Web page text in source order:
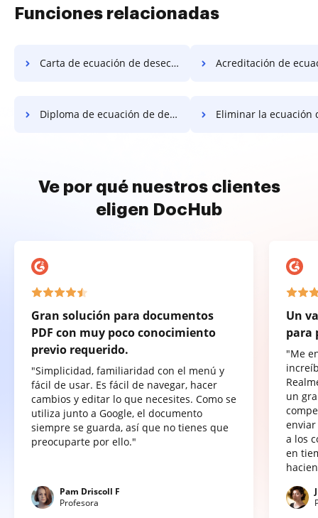
Funciones relacionadas
Carta de ecuación de desecho Acreditación de ecuación de
Diploma de ecuación de desecho Eliminar la ecuación declaración
Ve por qué nuestros clientes
eligen DocHub
Gran solución para documentos
PDF con muy poco conocimiento
previo requerido.
"Simplicidad, familiaridad con el menú y
fácil de usar. Es fácil de navegar, hacer
cambios y editar lo que necesites. Como se
utiliza junto a Google, el documento
siempre se guarda, así que no tienes que
preocuparte por ello."
Pam Driscoll F
Profesora
Un
para
"Me
un
a los
en